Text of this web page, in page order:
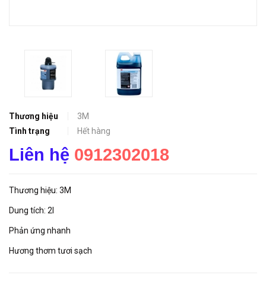
Thương hiệu
3M
Tình trạng
Hết hàng
Liên hệ 0912302018
Thương hiệu: 3M
Dung tích: 2l
Phản ứng nhanh
Hương thơm tươi sạch